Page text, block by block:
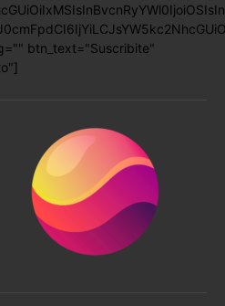
btn_text="Suscribite"